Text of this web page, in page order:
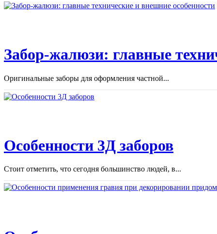
Забор-жалюзи: главные
Оригинальные заборы для оформления частной...
Особенности 3Д заборов
Стоит отметить, что сегодня большинство людей, в...